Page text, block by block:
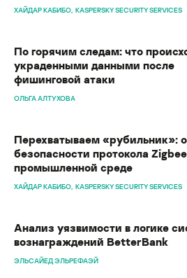
ХАЙДАР КАБИБО KASPERSKY SECURITY SERVICES
По горячим следам: что
украденными данными после
фишинговой атаки
ОЛЬГА АЛТУХОВА
Перехватываем «рубильник»:
безопасности протокола
промышленной среде
ХАЙДАР КАБИБО KASPERSKY SECURITY SERVICES
Анализ уязвимости в логике
вознаграждений BetterBank
ЭЛЬСАЙЕД ЭЛЬРЕФАЭЙ